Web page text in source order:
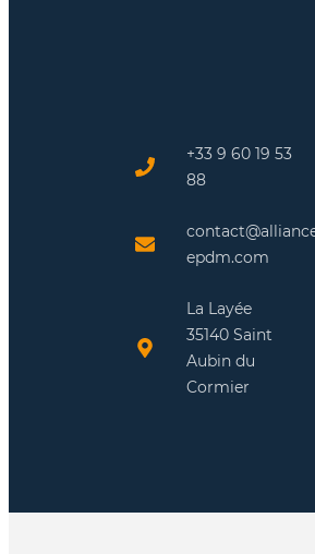
+33 9 60 19 53
88
epdm.com
La Layée
35140 Saint
Aubin du
Cormier